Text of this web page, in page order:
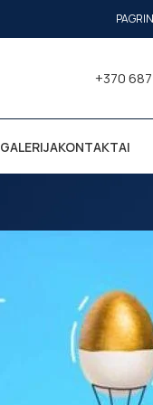
+370
GALERIJAKONTAKTAI